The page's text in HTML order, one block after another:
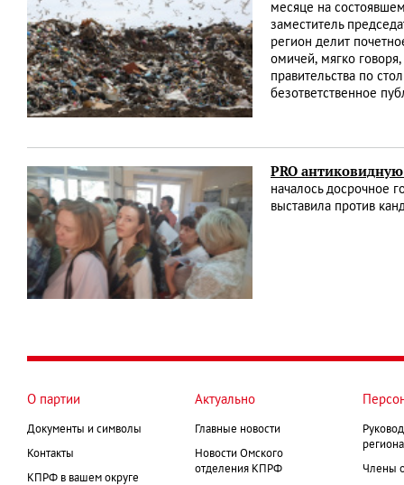
месяце на
заместитель
регион делит
омичей, мягко
правительства по
безответственное
PRO
началось досрочное
выставила против
О партии
Документы и символы
Контакты
КПРФ в вашем округе
Актуально
Главные новости
Новости Омского
отделения КПРФ
Члены